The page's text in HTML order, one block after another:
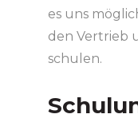
es uns
den Vertrieb
schulen.